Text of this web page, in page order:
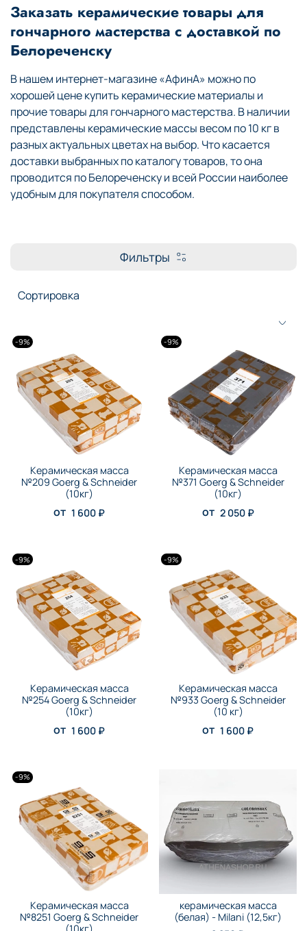
Заказать керамические товары для
гончарного мастерства с доставкой по
Белореченску
В нашем интернет-магазине «АфинА» можно по
хорошей цене купить керамические материалы и
прочие товары для гончарного мастерства. В наличии
представлены керамические массы весом по 10 кг в
разных актуальных цветах на выбор. Что касается
доставки выбранных по каталогу товаров, то она
проводится по Белореченску и всей России наиболее
удобным для покупателя способом.
Фильтры
-9%
Керамическая масса
№209 Goerg & Schneider
(10кг)
от 1 600 ₽
-9%
Керамическая масса
№371 Goerg & Schneider
(10кг)
от 2 050 ₽
-9%
Керамическая масса
№254 Goerg & Schneider
(10кг)
от 1 600 ₽
-9%
Керамическая масса
№933 Goerg & Schneider
(10 кг)
от 1 600 ₽
-9%
Керамическая масса
№8251 Goerg & Schneider
керамическая масса
(белая) - Milani (12,5кг)